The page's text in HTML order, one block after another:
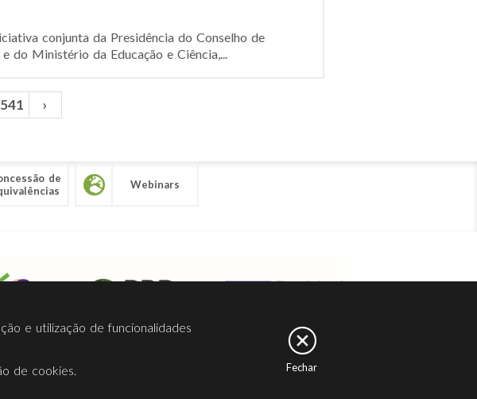
conjunta da Presidência do Conselho de
do Ministério da Educação e Ciência,...
541 ›
de
Webinars
Facebook
e utilização de funcionalidades
de cookies.
Fechar